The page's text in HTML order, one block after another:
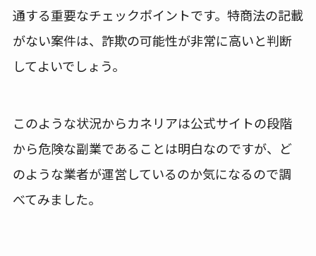
通する重要なチェックポイントです。特商法の記載
がない案件は、詐欺の可能性が非常に高いと判断
してよいでしょう。
このような状況からカネリアは公式サイトの段階
から危険な副業であることは明白なのですが、ど
のような業者が運営しているのか気になるので調
べてみました。